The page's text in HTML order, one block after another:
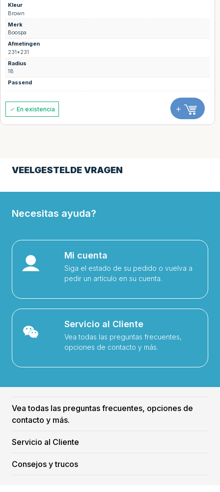
Kleur
Brown
Merk
Boospa
Afmetingen
231*231
Radius
18
Passend
En existencia +
VEELGESTELDE VRAGEN
Necesitas ayuda?
Mi cuenta
Siga el estado de su pedido o vuelva a
pedir un artículo en su cuenta.
Servicio al Cliente
Vea todas las preguntas frecuentes,
opciones de contacto y más.
Vea todas las preguntas frecuentes, opciones de
contacto y más.
Servicio al Cliente
Consejos y trucos